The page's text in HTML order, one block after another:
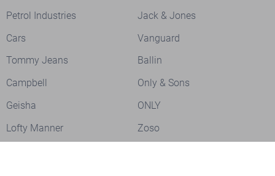
Petrol Industries
Jack & Jones
Cars
Vanguard
Tommy Jeans
Ballin
Campbell
Only & Sons
Geisha
ONLY
Lofty Manner
Zoso